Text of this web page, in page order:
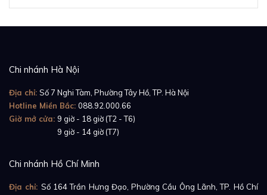
Những năm thuộc thập niên 1980, Blancpain đang
moonphase của mình một cách nhanh chóng. Model
có chức năng lịch đầy đủ đi kèm lịch tuần trăng mới
nhất của hãng trong giai đoạn hiện đại chính là
Villeret Quantième Complet 40mm 6654A-1127-
Chi nhánh Hà Nội
Địa chỉ: Số 7 Nghi Tàm, Phường Tây Hồ, TP. Hà Nội
Hotline Miền Bắc: 088.92.000.66
Giờ mở cửa: 9 giờ - 18 giờ (T2 - T6)
9 giờ - 14 giờ (T7)
Chi nhánh Hồ Chí Minh
Địa chỉ: Số 164 Trần Hưng Đạo, Phường Cầu Ông Lãnh, TP. Hồ Chí